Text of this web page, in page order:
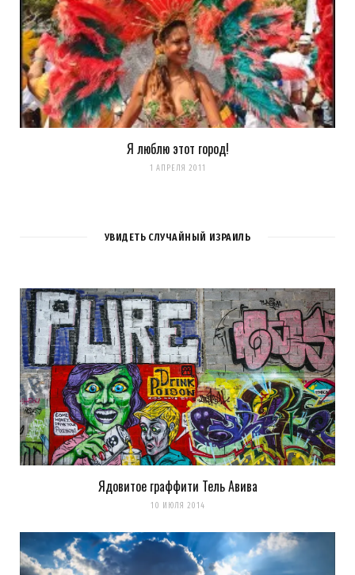
Можешь сказать как это
пресет называется?
Загрузка...
а насчет шарпа от
Косенко я доволен.
Главное отключить
все остальные
Загрузка...
Я люблю этот город!
1 АПРЕЛЯ 2011
УВИДЕТЬ СЛУЧАЙНЫЙ ИЗРАИЛЬ
Ядовитое граффити Тель Авива
10 ИЮЛЯ 2014